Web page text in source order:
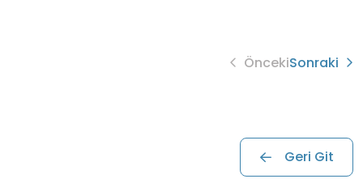
ÖncekiSonraki
Geri Git